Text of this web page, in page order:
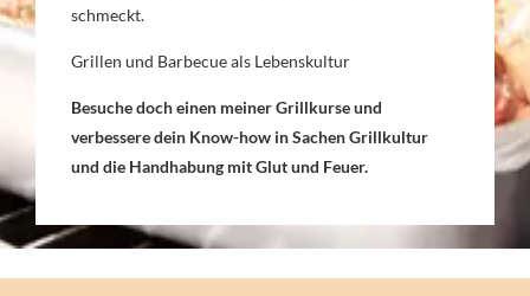
schmeckt.
Grillen und Barbecue als Lebenskultur
Besuche doch einen meiner Grillkurse und
verbessere dein Know-how in Sachen Grillkultur
und die Handhabung mit Glut und Feuer.